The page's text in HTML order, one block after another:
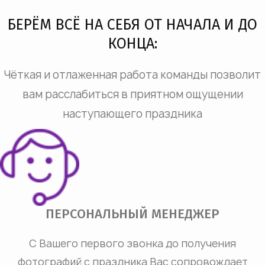
БЕРЁМ ВСЁ НА СЕБЯ ОТ НАЧАЛА И ДО
КОНЦА:
Чёткая и отлаженная работа команды позволит
вам расслабиться в приятном ощущении
наступающего праздника
ПЕРСОНАЛЬНЫЙ МЕНЕДЖЕР
С Вашего первого звонка до получения
фотографий с праздника Вас сопровождает